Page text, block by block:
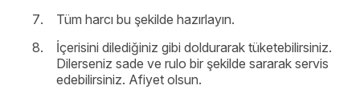
Tüm harcı bu şekilde hazırlayın.
İçerisini dilediğiniz gibi doldurarak tüketebilirsiniz.
Dilerseniz sade ve rulo bir şekilde sararak servis
edebilirsiniz. Afiyet olsun.